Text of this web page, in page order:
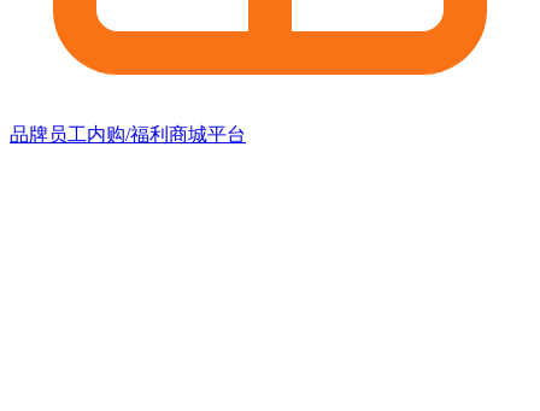
品牌员工内购/福利商城平台